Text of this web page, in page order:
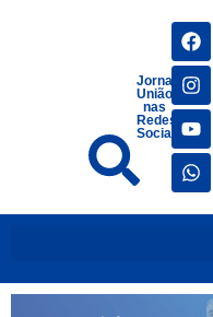
Jornais
União
nas
Redes
Sociais